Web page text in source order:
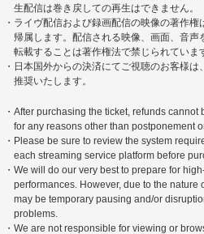
生配信は巻き戻しての再生はできません。
・ライヴ配信および録画配信の映像の著作
帰属します。配信される映像、画面、音
転載することは著作権法で禁じられていま
・日本国外からの決済にてご視聴のお客様は
推奨いたします。
・After purchasing the ticket, refunds cannot
for any reasons other than postponement
・Please be sure to review the system
each streaming service platform before
・We will do our very best to prepare for
performances. However, due to the nature
may be temporary pausing and/or
problems.
・We are not responsible for viewing or